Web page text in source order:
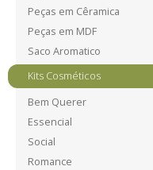
Peças em Cêramica
Peças em MDF
Saco Aromatico
Kits Cosméticos
Bem Querer
Essencial
Social
Romance